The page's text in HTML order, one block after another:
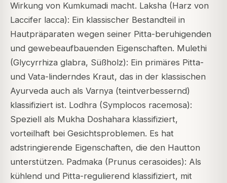
Wirkung von Kumkumadi macht. Laksha (Harz von
Laccifer lacca): Ein klassischer Bestandteil in
Hautpräparaten wegen seiner Pitta-beruhigenden
und gewebeaufbauenden Eigenschaften. Mulethi
(Glycyrrhiza glabra, Süßholz): Ein primäres Pitta-
und Vata-linderndes Kraut, das in der klassischen
Ayurveda auch als Varnya (teintverbessernd)
klassifiziert ist. Lodhra (Symplocos racemosa):
Speziell als Mukha Doshahara klassifiziert,
vorteilhaft bei Gesichtsproblemen. Es hat
adstringierende Eigenschaften, die den Hautton
unterstützen. Padmaka (Prunus cerasoides): Als
kühlend und Pitta-regulierend klassifiziert, mit